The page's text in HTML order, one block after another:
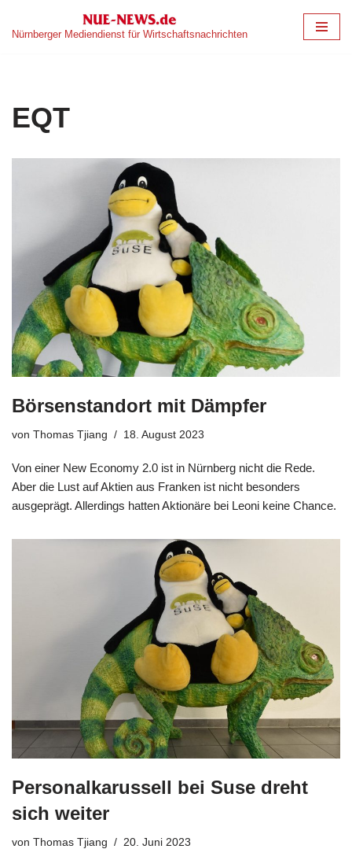
Zum
Nürnberger Mediendienst für Wirtschaftsnachrichten
EQT
Börsenstandort mit Dämpfer
von Thomas Tjiang 18. August 2023
Von einer New Economy 2.0 ist in Nürnberg nicht die Rede.
Aber die Lust auf Aktien aus Franken ist nicht besonders
ausgeprägt. Allerdings hatten Aktionäre bei Leoni keine Chance.
Personalkarussell bei Suse dreht
sich weiter
von Thomas Tjiang 20. Juni 2023